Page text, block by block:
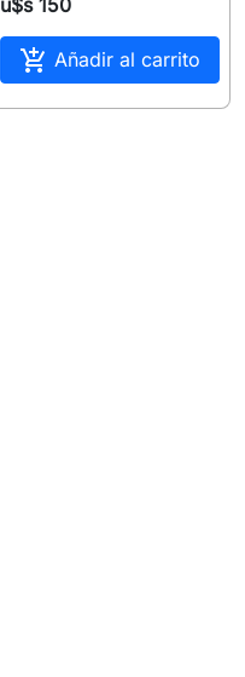
 Añadir al carrito